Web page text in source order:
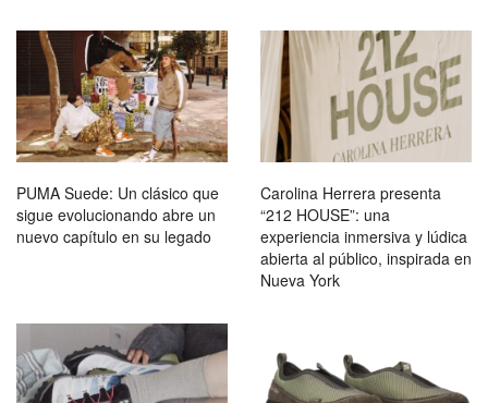
PUMA Suede: Un clásico que
sigue evolucionando abre un
nuevo capítulo en su legado
Carolina Herrera presenta
“212 HOUSE”: una
experiencia inmersiva y lúdica
abierta al público, inspirada en
Nueva York